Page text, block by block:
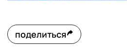
поделиться